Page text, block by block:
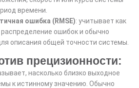
времени.
ошибка (RMSE): учитывает как
распределение ошибок и обычно
описания общей точности системы.
прецизионности:
насколько близко выходное
к истинному значению. Обычно